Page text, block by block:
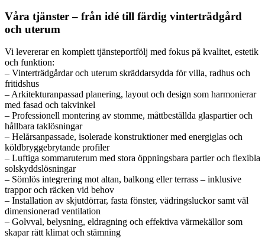
Våra tjänster – från idé till färdig vinterträdgård
och uterum
Vi levererar en komplett tjänsteportfölj med fokus på kvalitet, estetik
och funktion:
– Vinterträdgårdar och uterum skräddarsydda för villa, radhus och
fritidshus
– Arkitekturanpassad planering, layout och design som harmonierar
med fasad och takvinkel
– Professionell montering av stomme, måttbeställda glaspartier och
hållbara taklösningar
– Helårsanpassade, isolerade konstruktioner med energiglas och
köldbryggebrytande profiler
– Luftiga sommaruterum med stora öppningsbara partier och flexibla
solskyddslösningar
– Sömlös integrering mot altan, balkong eller terrass – inklusive
trappor och räcken vid behov
– Installation av skjutdörrar, fasta fönster, vädringsluckor samt väl
dimensionerad ventilation
– Golvval, belysning, eldragning och effektiva värmekällor som
skapar rätt klimat och stämning